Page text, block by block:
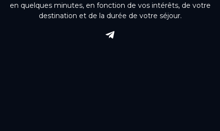
en quelques minutes, en fonction de vos intérêts, de votre
destination et de la durée de votre séjour.